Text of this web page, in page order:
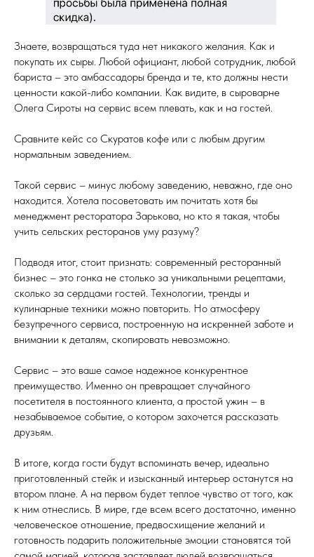
Знаете, возвращаться туда нет никакого желания. Как и
покупать их сыры. Любой официант, любой сотрудник, любой
бариста – это амбассадоры бренда и те, кто должны нести
ценности какой-либо компании. Как видите, в сыроварне
Олега Сироты на сервис всем плевать, как и на гостей.
Сравните кейс со Скуратов кофе или с любым другим
нормальным заведением.
Такой сервис – минус любому заведению, неважно, где оно
находится. Хотела посоветовать им почитать хотя бы
менеджмент ресторатора Зарькова, но кто я такая, чтобы
учить сельских ресторанов уму разуму?
Подводя итог, стоит признать: современный ресторанный
бизнес – это гонка не столько за уникальными рецептами,
сколько за сердцами гостей. Технологии, тренды и
кулинарные техники можно повторить. Но атмосферу
безупречного сервиса, построенную на искренней заботе и
внимании к деталям, скопировать невозможно.
Сервис – это ваше самое надежное конкурентное
преимущество. Именно он превращает случайного
посетителя в постоянного клиента, а простой ужин – в
незабываемое событие, о котором захочется рассказать
друзьям.
В итоге, когда гости будут вспоминать вечер, идеально
приготовленный стейк и изысканный интерьер останутся на
втором плане. А на первом будет теплое чувство от того, как
к ним отнеслись. В мире, где всем всего достаточно, именно
человеческое отношение, предвосхищение желаний и
готовность подарить положительные эмоции становятся той